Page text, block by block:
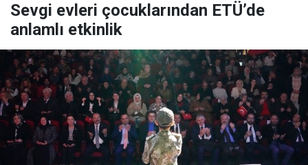
Sevgi evleri çocuklarından ETÜ’de
anlamlı etkinlik